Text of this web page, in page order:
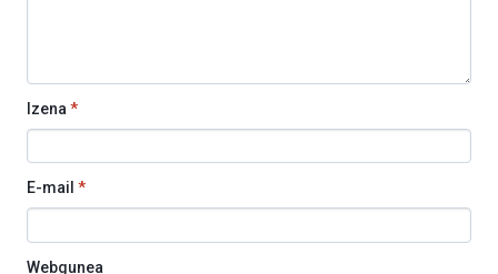
Izena *
E-mail *
Webgunea